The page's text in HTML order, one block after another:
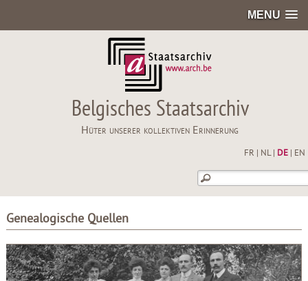
MENU
Belgisches Staatsarchiv
Hüter unserer kollektiven Erinnerung
FR NL| DE| EN
Genealogische Quellen